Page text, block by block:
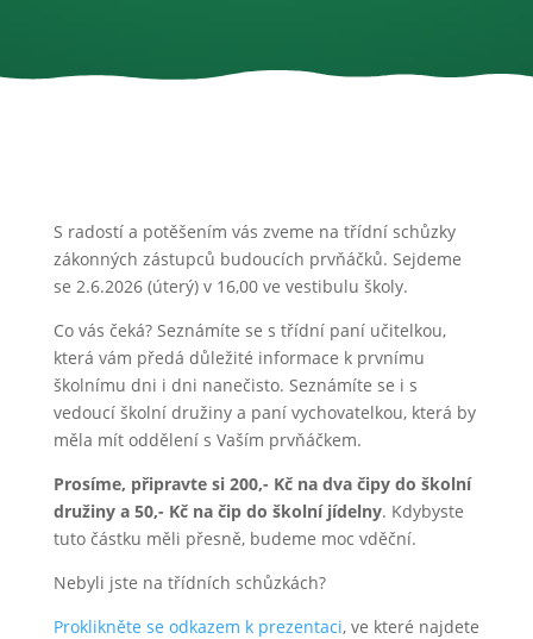
S radostí a potěšením vás zveme na třídní schůzky
zákonných zástupců budoucích prvňáčků. Sejdeme
se 2.6.2026 (úterý) v 16,00 ve vestibulu školy.
Co vás čeká? Seznámíte se s třídní paní učitelkou,
která vám předá důležité informace k prvnímu
školnímu dni i dni nanečisto. Seznámíte se i s
vedoucí školní družiny a paní vychovatelkou, která by
měla mít oddělení s Vaším prvňáčkem.
Prosíme, připravte si 200,- Kč na dva čipy do školní
družiny a 50,- Kč na čip do školní jídelny. Kdybyste
tuto částku měli přesně, budeme moc vděční.
Nebyli jste na třídních schůzkách?
Proklikněte se odkazem k prezentaci, ve které najdete